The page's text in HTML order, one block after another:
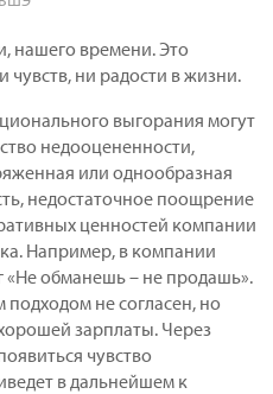
нашего времени. Это
чувств, ни радости в жизни.
выгорания могут
недооцененности,
или однообразная
недостаточное поощрение
ценностей компании
Например, в компании
«Не обманешь – не продашь».
не согласен, но
зарплаты. Через
чувство
в дальнейшем к